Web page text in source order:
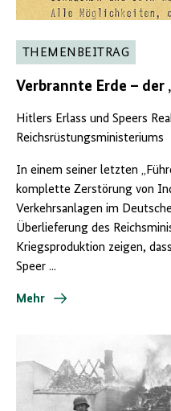
THEMENBEITRAG
Verbrannte Erde – der
Hitlers Erlass und Speers
Reichsrüstungsministeriums
In einem seiner letzten
komplette Zerstörung von
Verkehrsanlagen im
Überlieferung des
Kriegsproduktion zeigen,
Speer ...
Mehr